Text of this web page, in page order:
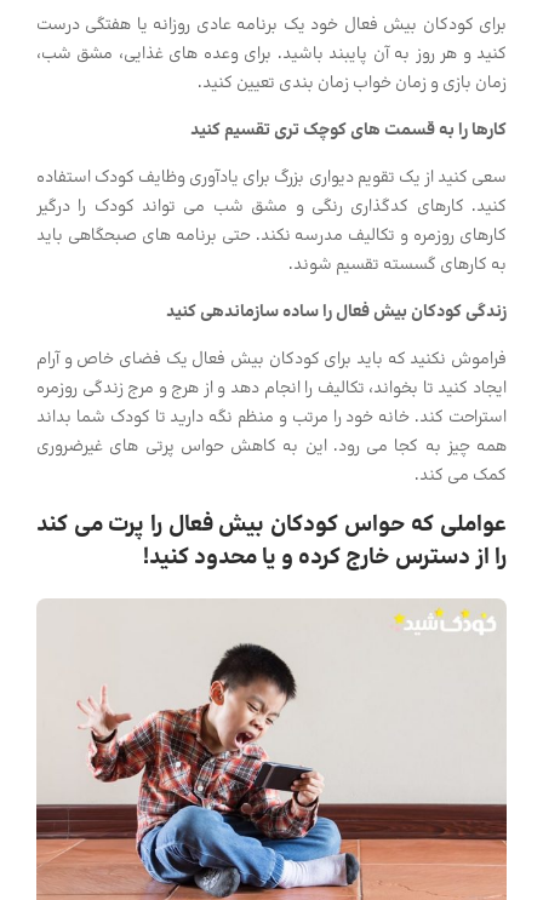
برای کودکان بیش فعال خود یک برنامه عادی روزانه یا هفتگی درست
کنید و هر روز به آن پایبند باشید. برای وعده های غذایی، مشق شب،
زمان بازی و زمان خواب زمان بندی تعیین کنید.
کارها را به قسمت های کوچک تری تقسیم کنید
سعی کنید از یک تقویم دیواری بزرگ برای یادآوری وظایف کودک استفاده
کنید. کارهای کدگذاری رنگی و مشق شب می تواند کودک را درگیر
کارهای روزمره و تکالیف مدرسه نکند. حتی برنامه های صبحگاهی باید
به کارهای گسسته تقسیم شوند.
زندگی کودکان بیش فعال را ساده سازماندهی کنید
فراموش نکنید که باید برای کودکان بیش فعال یک فضای خاص و آرام
ایجاد کنید تا بخواند، تکالیف را انجام دهد و از هرج و مرج زندگی روزمره
استراحت کند. خانه خود را مرتب و منظم نگه دارید تا کودک شما بداند
همه چیز به کجا می رود. این به کاهش حواس پرتی های غیرضروری
کمک می کند.
عواملی که حواس کودکان بیش فعال را پرت می کند
را از دسترس خارج کرده و یا محدود کنید!